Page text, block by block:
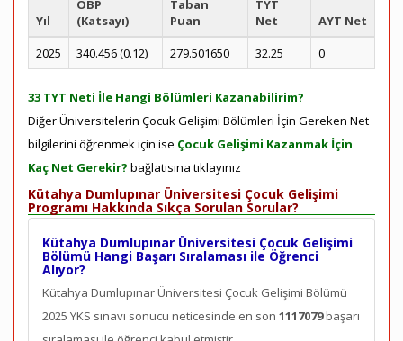
Yıl
ÖBP
(Katsayı)
Taban
Puan
TYT
Net
AYT Net
2025
340.456 (0.12) 279.501650 32.25 0
33 TYT Neti İle Hangi Bölümleri Kazanabilirim?
Diğer Üniversitelerin Çocuk Gelişimi Bölümleri İçin Gereken Net
bilgilerini öğrenmek için ise Çocuk Gelişimi Kazanmak İçin
Kaç Net Gerekir? bağlatısına tıklayınız
Kütahya Dumlupınar Üniversitesi Çocuk Gelişimi
Programı Hakkında Sıkça Sorulan Sorular?
Kütahya Dumlupınar Üniversitesi Çocuk Gelişimi
Bölümü Hangi Başarı Sıralaması ile Öğrenci
Alıyor?
Kütahya Dumlupınar Üniversitesi Çocuk Gelişimi Bölümü
2025 YKS sınavı sonucu neticesinde en son 1117079başarı